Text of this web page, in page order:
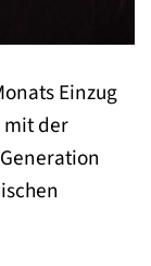
Einzug
mit der